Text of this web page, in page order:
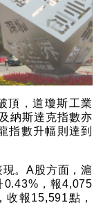
頂，道瓊斯工業
納斯達克指數亦
指數升幅則達到
。A股方面，滬
0.43%，報4,075
報15,591點，